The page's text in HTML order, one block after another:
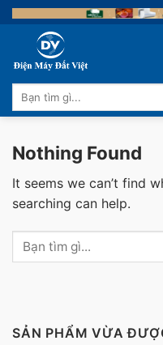
Skip
to
content
Tìm
kiếm:
Nothing Found
It seems we can’t find
searching can help.
SẢN PHẨM VỪA